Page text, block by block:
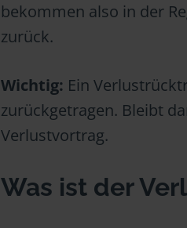
bekommen also in der
zurück.
Wichtig: Ein
zurückgetragen. Bleibt
Verlustvortrag.
Was ist der